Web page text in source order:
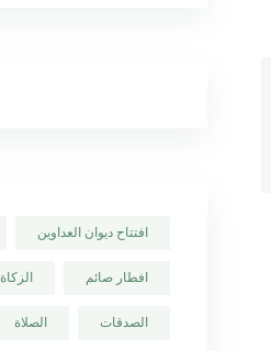
افتتاح ديوان العداوين
افطار صائم الزكاة
الصدقات الصلاة